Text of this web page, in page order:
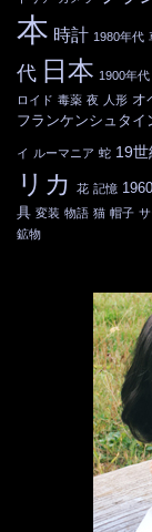
本 時計 1980年代
代 日本 1900年代
ロイド 毒薬 夜 人形 オ
フランケンシュタイ
イ ルーマニア 蛇 19
リカ
花 記憶
具 変装 物語 猫 帽子
鉱物